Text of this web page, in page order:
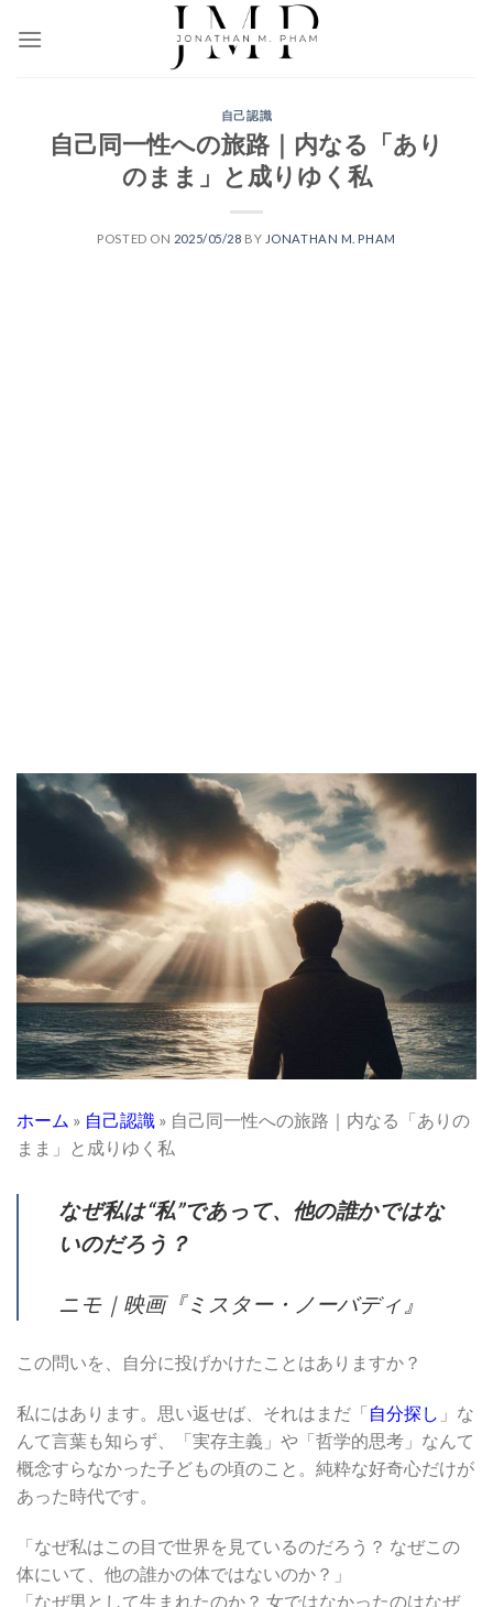
自己認識
自己同一性への旅路｜内なる「あり
のまま」と成りゆく私
POSTED ON 2025/05/28 BY JONATHAN M. PHAM
ホーム » 自己認識 » 自己同一性への旅路｜内なる「ありの
まま」と成りゆく私
なぜ私は“私”であって、他の誰かではな
いのだろう？
ニモ｜映画『ミスター・ノーバディ』
この問いを、自分に投げかけたことはありますか？
私にはあります。思い返せば、それはまだ「自分探し 」な
んて言葉も知らず、「実存主義」や「哲学的思考」なんて
概念すらなかった子どもの頃のこと。純粋な好奇心だけが
あった時代です。
「なぜ私はこの目で世界を見ているのだろう？ なぜこの
体にいて、他の誰かの体ではないのか？」
「なぜ男として生まれたのか？ 女ではなかったのはなぜ